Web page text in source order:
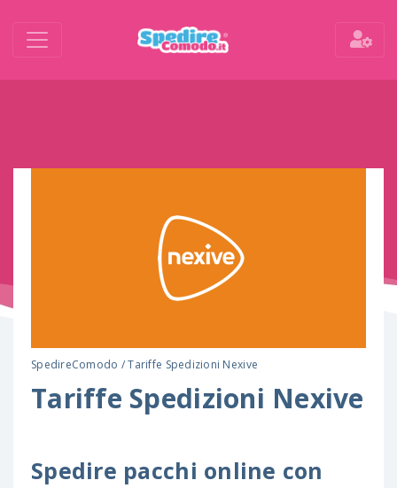
SpedireComodo /Tariffe Spedizioni Nexive
Tariffe Spedizioni Nexive
Spedire pacchi online con